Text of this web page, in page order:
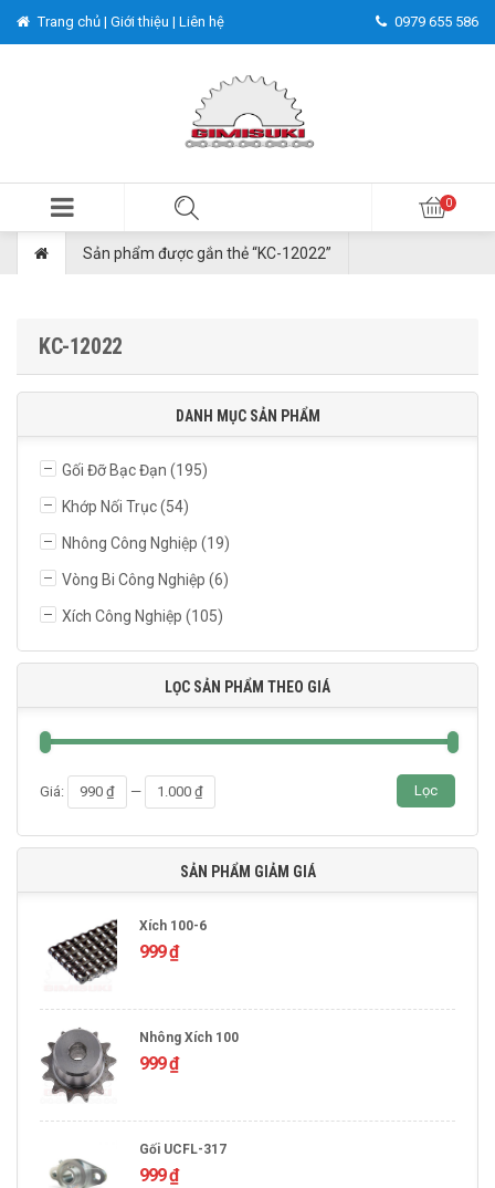
Trang chủ | Giới thiệu | Liên hệ 0979 655 586
Sản phẩm được gắn thẻ “KC-12022”
KC-12022
DANH MỤC SẢN PHẨM
Gối Đỡ Bạc Đạn (195)
Khớp Nối Trục(54)
Nhông Công Nghiệp (19)
Vòng Bi Công Nghiệp (6)
Xích Công Nghiệp (105)
LỌC SẢN PHẨM THEO GIÁ
nhất
nhất
Lọc
Giá: 990 ₫ — 1.000 ₫
SẢN PHẨM GIẢM GIÁ
Xích 100-6
999₫
Nhông Xích 100
999₫
Gối UCFL-317
999₫